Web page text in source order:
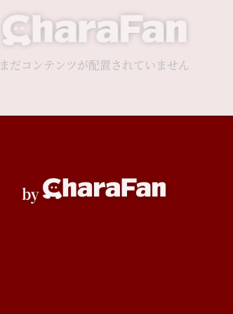
まだコンテンツが配置されていません
by